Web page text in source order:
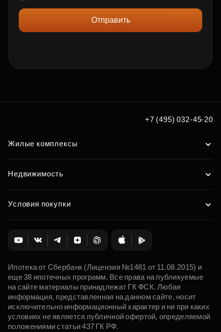
Отправить
+7 (495) 032-45-20
Жилые комплексы
Недвижимость
Условия покупки
Ипотека от Сбербанк (Лицензия №1481 от 11.08.2015) и
еще 38 ипотечных программ. Все права на публикуемые
на сайте материалы принадлежат ГК ФСК. Любая
информация, представленная на данном сайте, носит
исключительно информационный характер и ни при каких
условиях не является публичной офертой, определяемой
положениями статьи 437 ГК РФ.